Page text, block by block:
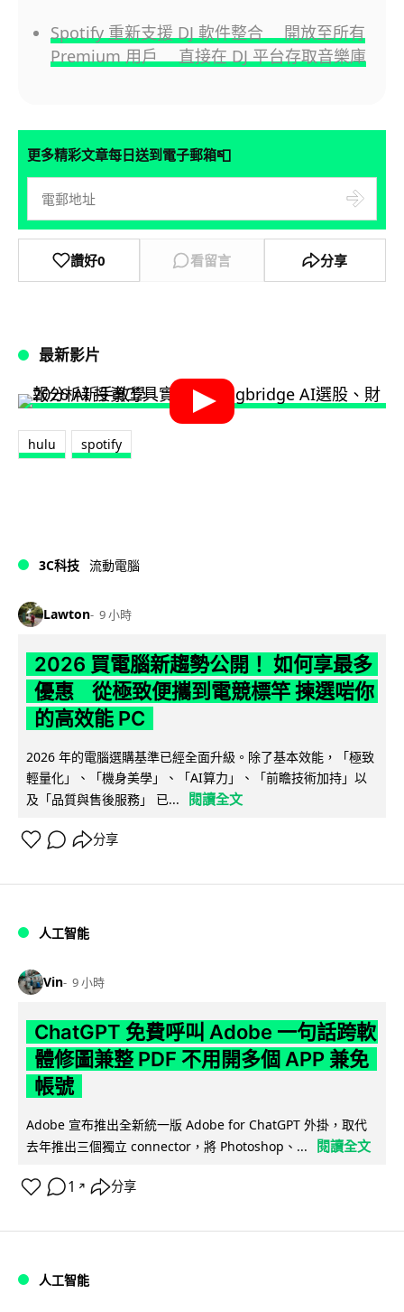
Spotify 重新支援 DJ 軟件整合 開放至所有
Premium 用戶 直接在 DJ 平台存取音樂庫
更多精彩文章每日送到電子郵箱📮
讚好0 看留言 分享
最新影片
hulu spotify
3C科技 流動電腦
Lawton 9 小時
2026 買電腦新趨勢公開！ 如何享最多
優惠 從極致便攜到電競標竿 揀選啱你
的高效能 PC
2026 年的電腦選購基準已經全面升級。除了基本效能，「極致
輕量化」、「機身美學」、「AI算力」、「前瞻技術加持」以
及「品質與售後服務」 已...
閱讀全文
分享
人工智能
Vin 9 小時
ChatGPT 免費呼叫 Adobe 一句話跨軟
體修圖兼整 PDF 不用開多個 APP 兼免
帳號
Adobe 宣布推出全新統一版 Adobe for ChatGPT 外掛，取代
去年推出三個獨立 connector，將 Photoshop、...
閱讀全文
1 ↗ 分享
人工智能